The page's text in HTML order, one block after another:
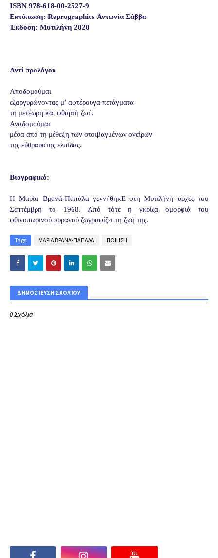
ISBN 978-618-00-2527-9
Εκτύπωση: Reprographics Αντωνία Σάββα
Έκδοση: Μυτιλήνη 2020
Αντί προλόγου
Αποδομούμαι
εξαργυρώνοντας μ’ αφτέρουγα πετάγματα
τη μετέωρη και φθαρτή ζωή.
Αναδομούμαι
μέσα από τη μέθεξη των στοιβαγμένων ονείρων
της εύθραυστης ελπίδας.
Βιογραφικό:
Η Μαρία Βρανά-Παπάλα γεννήθηκΕ στη Μυτιλήνη αρχές του
Σεπτέμβρη το 1968. Από τότε η γκρίζα ομορφιά του
φθινοπωρινού ουρανού ζωγραφίζει τη ζωή της.
Tags ΜΑΡΙΑ ΒΡΑΝΑ-ΠΑΠΑΛΑ ΠΟΙΗΣΗ
ΔΗΜΟΣΊΕΥΣΗ ΣΧΟΛΊΟΥ
0 Σχόλια